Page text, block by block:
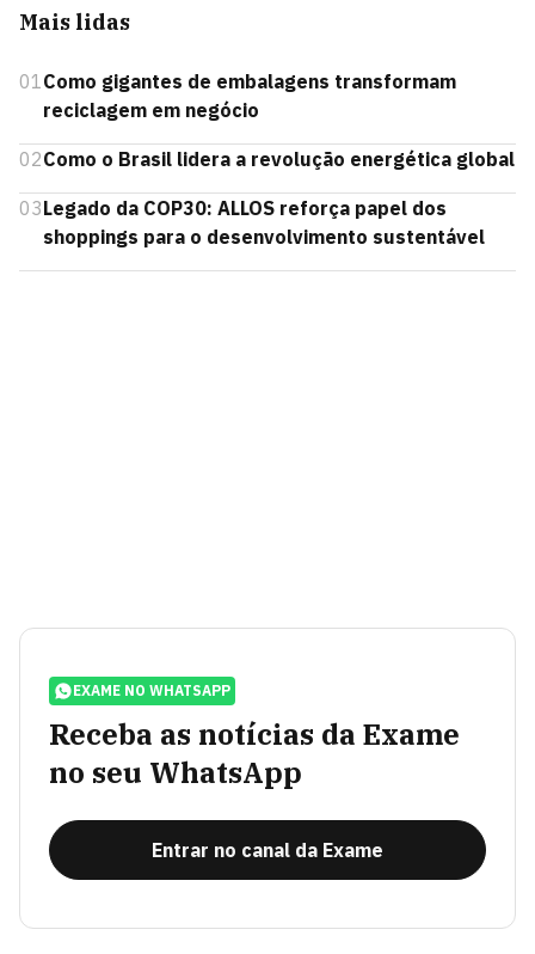
Mais lidas
01Como gigantes de embalagens transformam
reciclagem em negócio
02Como o Brasil lidera a revolução energética global
03Legado da COP30: ALLOS reforça papel dos
shoppings para o desenvolvimento sustentável
EXAME NO WHATSAPP
Receba as notícias da Exame
no seu WhatsApp
Entrar no canal da Exame